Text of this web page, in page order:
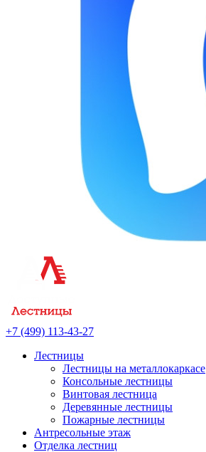
+7 (499) 113-43-27
Лестницы
Лестницы на металлокаркасе
Консольные лестницы
Винтовая лестница
Деревянные лестницы
Пожарные лестницы
Антресольные этаж
Отделка лестниц